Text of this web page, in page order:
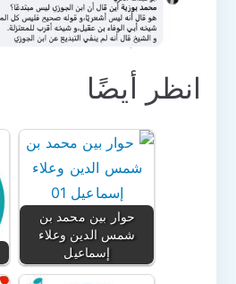
انظر أيضًا
حوار بين محمد بن
شمس الدين وعلاء
إسماعيل